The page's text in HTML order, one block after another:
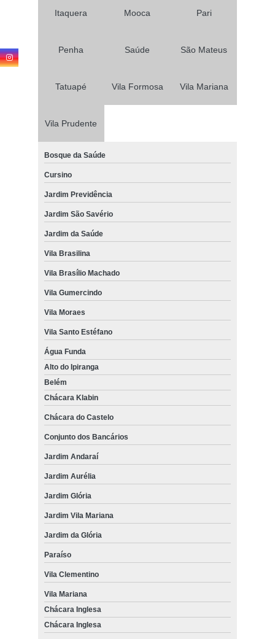
Itaquera Mooca Pari
Penha Saúde São Mateus
Tatuapé Vila Formosa Vila Mariana
Vila Prudente
Bosque da Saúde
Cursino
Jardim Previdência
Jardim São Savério
Jardim da Saúde
Vila Brasilina
Vila Brasílio Machado
Vila Gumercindo
Vila Moraes
Vila Santo Estéfano
Água Funda
Alto do Ipiranga
Belém
Chácara Klabin
Chácara do Castelo
Conjunto dos Bancários
Jardim Andaraí
Jardim Aurélia
Jardim Glória
Jardim Vila Mariana
Jardim da Glória
Paraíso
Vila Clementino
Vila Mariana
Chácara Inglesa
Chácara Inglesa